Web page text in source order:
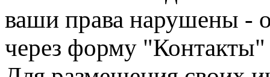
ваши права нарушены -
через форму "Контакты"